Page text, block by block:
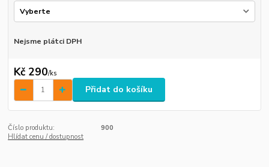
Nejsme plátci DPH
Kč 290/ks
Přidat do košíku
Číslo produktu:
900
Hlídat cenu / dostupnost